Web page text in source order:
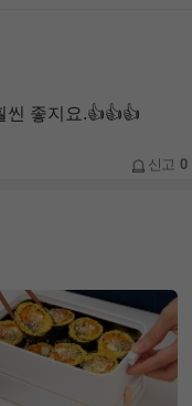
씬 좋지요.👍👍👍
신고 0